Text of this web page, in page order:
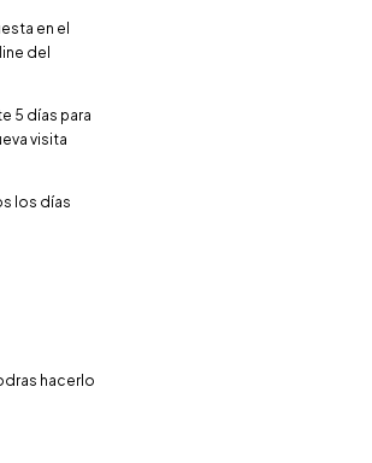
en el
del
5 días para
visita
los días
hacerlo